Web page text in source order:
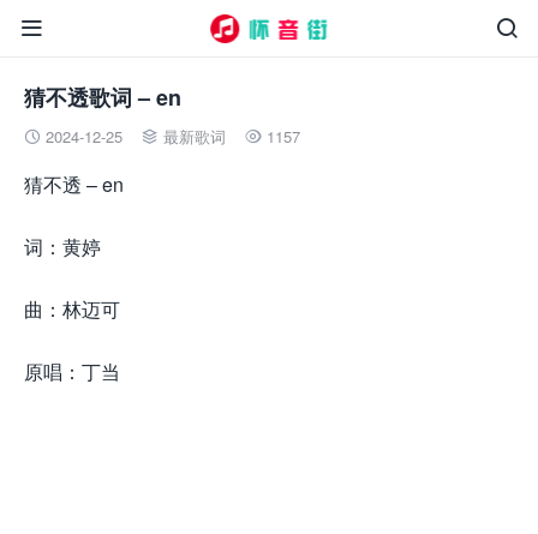


猜不透歌词 – en
 2024-12-25  最新歌词  1157
猜不透 – en
词：黄婷
曲：林迈可
原唱：丁当